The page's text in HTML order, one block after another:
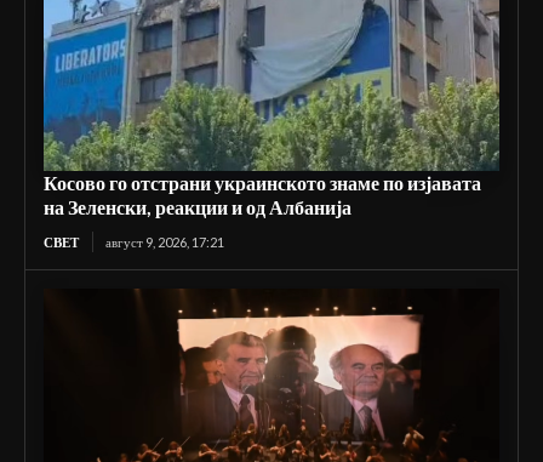
Косово го отстрани украинското знаме по изјавата
на Зеленски, реакции и од Албанија
СВЕТ август 9, 2026, 17:21